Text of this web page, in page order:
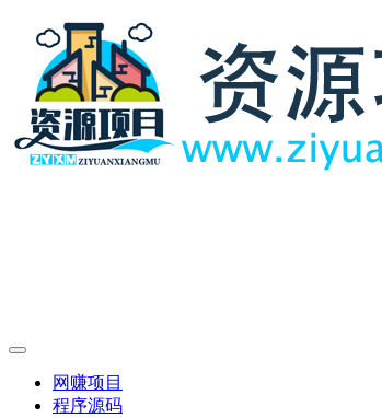
网赚项目
程序源码